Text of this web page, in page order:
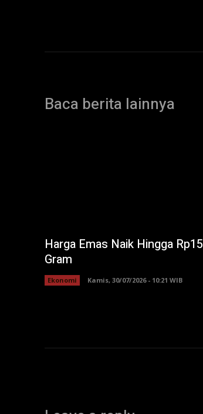
Baca berita lainnya
Harga Emas Naik Hingga
Gram
Ekonomi Kamis, 30/07/2026 - 10:21 WIB